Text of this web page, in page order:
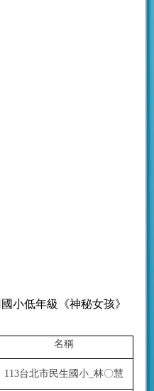
國小低年級《神秘女孩》
名稱
113台北市民生國小_林〇慧